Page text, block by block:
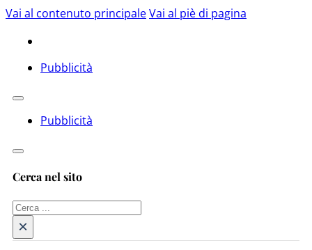
Vai al contenuto principaleVai al piè di pagina
Pubblicità
Pubblicità
Cerca nel sito
Cerca
×